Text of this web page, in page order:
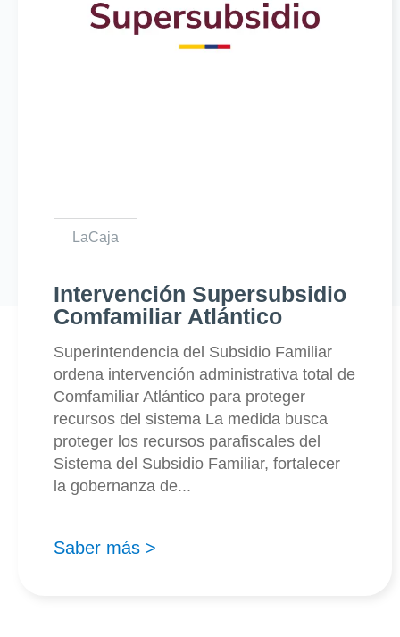
LaCaja
Intervención Supersubsidio
Comfamiliar Atlántico
Superintendencia del Subsidio Familiar
ordena intervención administrativa total de
Comfamiliar Atlántico para proteger
recursos del sistema La medida busca
proteger los recursos parafiscales del
Sistema del Subsidio Familiar, fortalecer
la gobernanza de...
Saber más >